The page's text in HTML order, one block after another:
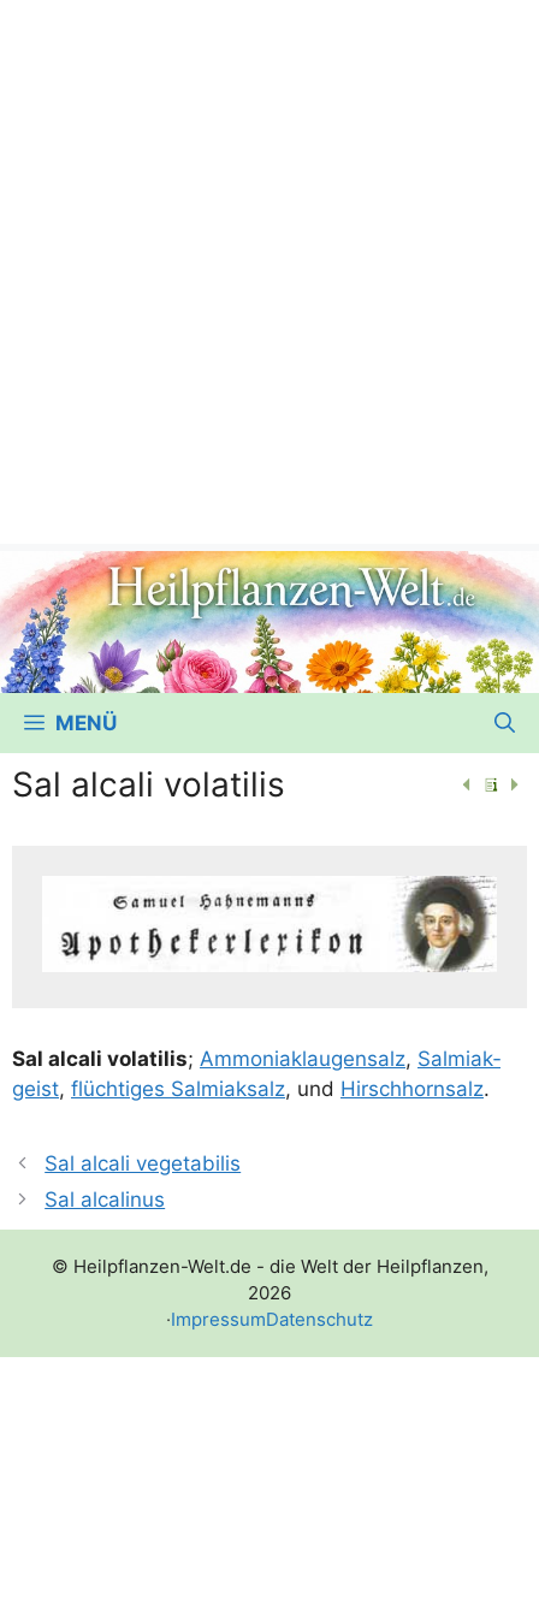
MENÜ
Sal alcali volatilis
Sal alca­li vola­ti­lis; Ammo­ni­ak­lau­gen­salz, Sal­mi­ak­
geist, flüch­ti­ges Sal­mi­ak­salz, und Hirsch­horn­salz.
Sal alcali vegetabilis
Sal alcalinus
© Heilpflanzen-Welt.de - die Welt der Heilpflanzen,
2026
·ImpressumDatenschutz